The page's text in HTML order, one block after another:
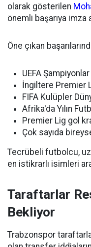
olarak gösterilen
önemli başarıya imza
Öne çıkan
UEFA
İngiltere Premier
FIFA Kulüpler
Afrika'da Yılın
Premier Lig gol
Çok sayıda
Tecrübeli futbolcu,
en istikrarlı isimleri
Taraftarlar
Bekliyor
Trabzonspor